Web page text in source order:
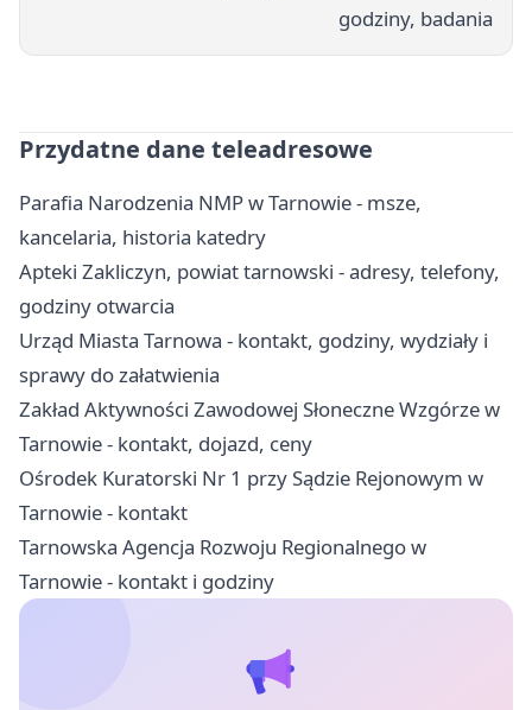
godziny, badania
Przydatne dane teleadresowe
Parafia Narodzenia NMP w Tarnowie - msze,
kancelaria, historia katedry
Apteki Zakliczyn, powiat tarnowski - adresy, telefony,
godziny otwarcia
Urząd Miasta Tarnowa - kontakt, godziny, wydziały i
sprawy do załatwienia
Zakład Aktywności Zawodowej Słoneczne Wzgórze w
Tarnowie - kontakt, dojazd, ceny
Ośrodek Kuratorski Nr 1 przy Sądzie Rejonowym w
Tarnowie - kontakt
Tarnowska Agencja Rozwoju Regionalnego w
Tarnowie - kontakt i godziny